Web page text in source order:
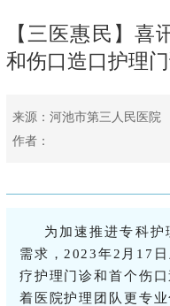
【三医惠民】喜
和伤口造口护理
来源：河池市第三人民医院
作者：
为 加速推进专科护
需求，2023年2月17
疗护理门诊和首个伤
着医院护理团队更专